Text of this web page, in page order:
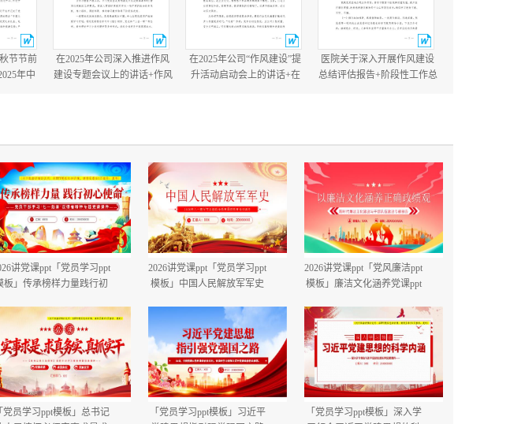
节节前
年中
在2025年公司深入推进作风
建设专题会议上的讲话+作风
在2025年公司“作风建设”提
升活动启动会上的讲话+在
医院关于深入开展作风建设
总结评估报告+阶段性工作总
讲党课ppt「党员学习ppt
板」传承榜样力量践行初
者精神党课ppt模板「带完
整内容」.pptx
2026讲党课ppt「党员学习ppt
模板」中国人民解放军军史
教育培训党课ppt模板【含完
整内容】.pptx
2026讲党课ppt「党风廉洁ppt
模板」廉洁文化涵养党课ppt
党员学习ppt模板」总书记
「党员学习ppt模板」习近平
「党员学习ppt模板」深入学